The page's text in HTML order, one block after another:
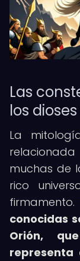
Las
los
La
muchas de
rico
firmamento.
conocidas
Orión,
representa